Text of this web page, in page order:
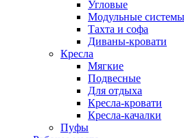
Угловые
Модульные системы
Тахта и софа
Диваны-кровати
Кресла
Мягкие
Подвесные
Для отдыха
Кресла-кровати
Кресла-качалки
Пуфы